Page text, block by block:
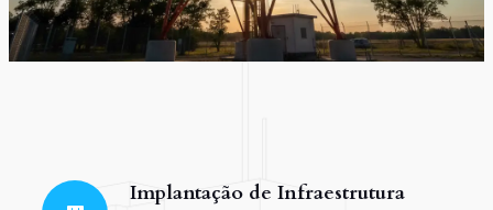
Implantação de Infraestrutura